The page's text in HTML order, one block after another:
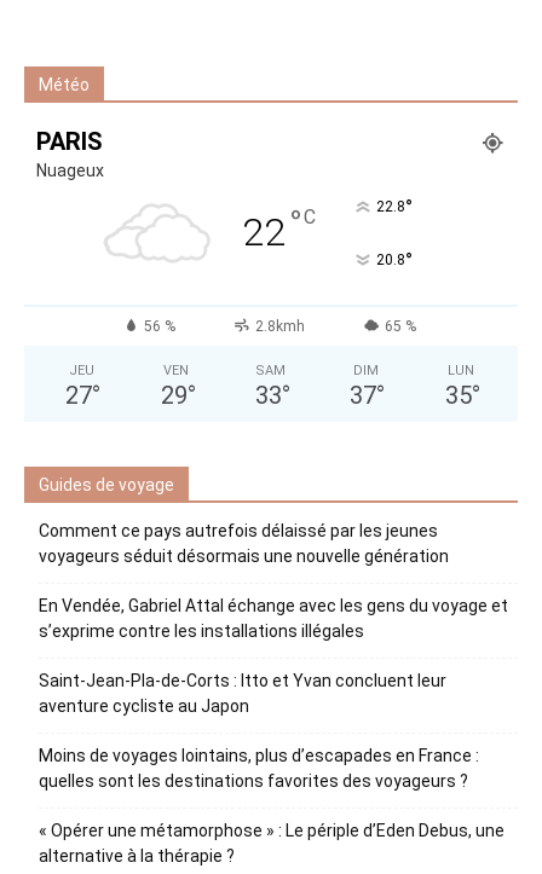
Météo
PARIS
Nuageux
22°C 22.8°
20.8°
56 % 2.8kmh 65 %
JEU
27°
VEN
29°
SAM
33°
DIM
37°
LUN
35°
Guides de voyage
Comment ce pays autrefois délaissé par les jeunes
voyageurs séduit désormais une nouvelle génération
En Vendée, Gabriel Attal échange avec les gens du voyage et
s’exprime contre les installations illégales
Saint-Jean-Pla-de-Corts : Itto et Yvan concluent leur
aventure cycliste au Japon
Moins de voyages lointains, plus d’escapades en France :
quelles sont les destinations favorites des voyageurs ?
« Opérer une métamorphose » : Le périple d’Eden Debus, une
alternative à la thérapie ?